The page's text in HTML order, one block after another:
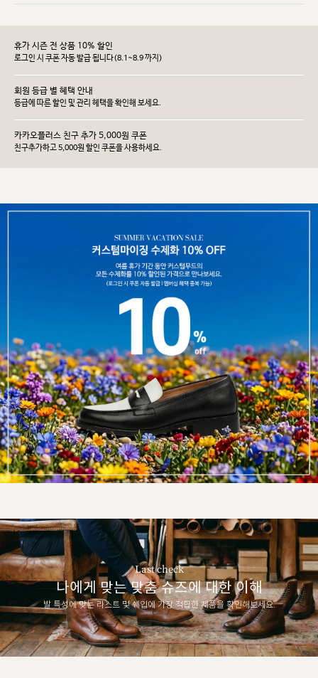
휴가 시즌 전 상품 10% 할인
로그인 시 쿠폰 자동 발급 됩니다(8.1~8.9 까지)
회원 등급 별 혜택 안내
등급에 따른 할인 및 관리 헤택을 확인해 보세요.
카카오플러스 친구 추가 5,000원 쿠폰
친구추가하고 5,000원 할인 쿠폰을 사용하세요.
Last check
나에게 맞는 맞춤 슈즈에 대한 이해
발 특성에 맞는 라스트 및 쉐입에 가장 적합한 제품을 확인해보세요.